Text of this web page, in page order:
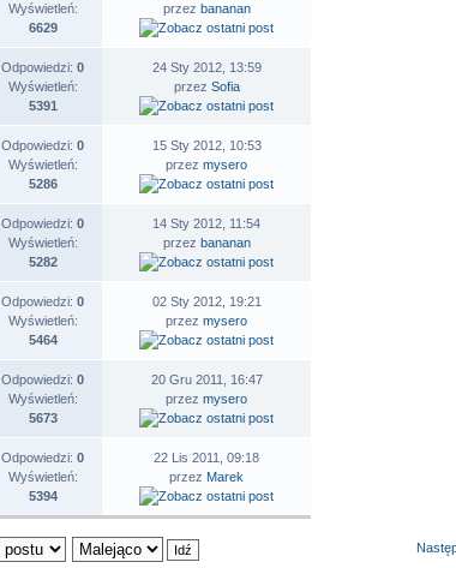
Wyświetleń:
6629
przez bananan
Odpowiedzi: 0
Wyświetleń:
5391
24 Sty 2012, 13:59
przez Sofia
Odpowiedzi: 0
Wyświetleń:
5286
15 Sty 2012, 10:53
przez mysero
Odpowiedzi: 0
Wyświetleń:
5282
14 Sty 2012, 11:54
przez bananan
Odpowiedzi: 0
Wyświetleń:
5464
02 Sty 2012, 19:21
przez mysero
Odpowiedzi: 0
Wyświetleń:
5673
20 Gru 2011, 16:47
przez mysero
Odpowiedzi: 0
Wyświetleń:
5394
22 Lis 2011, 09:18
przez Marek